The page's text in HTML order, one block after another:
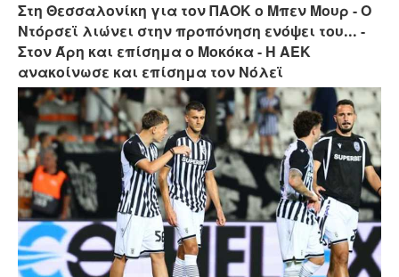
Στη Θεσσαλονίκη για τον ΠΑΟΚ ο Μπεν Μουρ - Ο
Ντόρσεϊ λιώνει στην προπόνηση ενόψει του... -
Στον Άρη και επίσημα ο Μοκόκα - Η ΑΕΚ
ανακοίνωσε και επίσημα τον Νόλεϊ